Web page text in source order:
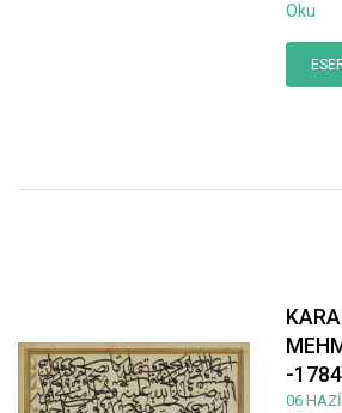
Oku
-
06